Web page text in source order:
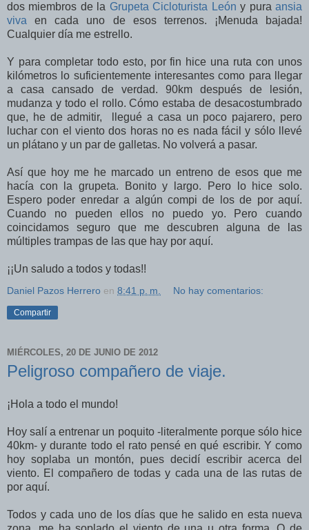
dos miembros de la Grupeta Cicloturista León y puraansia
viva en cada uno de esos terrenos. ¡Menuda bajada!
Cualquier día me estrello.
Y para completar todo esto, por fin hice una ruta con unos
kilómetros lo suficientemente interesantes como para llegar
a casa cansado de verdad. 90km después de lesión,
mudanza y todo el rollo. Cómo estaba de desacostumbrado
que, he de admitir, llegué a casa un poco pajarero, pero
luchar con el viento dos horas no es nada fácil y sólo llevé
un plátano y un par de galletas. No volverá a pasar.
Así que hoy me he marcado un entreno de esos que me
hacía con la grupeta. Bonito y largo. Pero lo hice solo.
Espero poder enredar a algún compi de los de por aquí.
Cuando no pueden ellos no puedo yo. Pero cuando
coincidamos seguro que me descubren alguna de las
múltiples trampas de las que hay por aquí.
¡¡Un saludo a todos y todas!!
Daniel Pazos Herrero en 8:41 p. m. No hay comentarios:
Compartir
MIÉRCOLES, 20 DE JUNIO DE 2012
Peligroso compañero de viaje.
¡Hola a todo el mundo!
Hoy salí a entrenar un poquito -literalmente porque sólo hice
40km- y durante todo el rato pensé en qué escribir. Y como
hoy soplaba un montón, pues decidí escribir acerca del
viento. El compañero de todas y cada una de las rutas de
por aquí.
Todos y cada uno de los días que he salido en esta nueva